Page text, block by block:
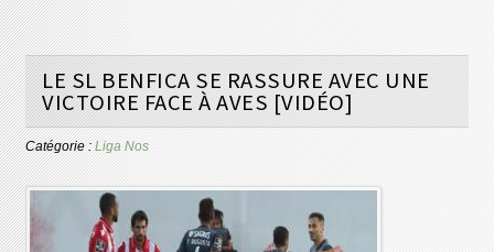
LE SL BENFICA SE RASSURE AVEC UNE
VICTOIRE FACE À AVES [VIDÉO]
Catégorie :Liga Nos